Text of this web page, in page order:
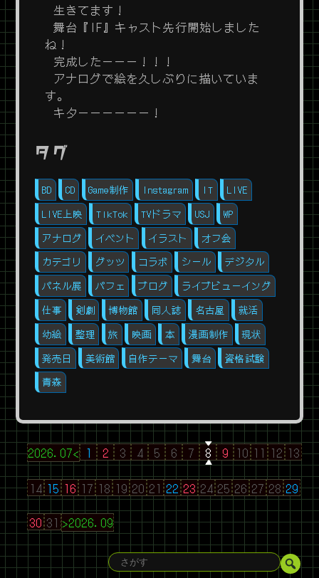
生きてます！
舞台『IF』キャスト先行開始しました
ね！
完成したーーー！！！
アナログで絵を久しぶりに描いていま
す。
キターーーーーー！
タグ
BD CD Game制作 Instagram IT
LIVE
LIVE上映
TikTok TVドラマ USJ
WP
アナログ
イベント イラスト
オフ会
カテゴリ
グッツ コラボ シール
デジタル
パネル展
パフェ ブログ
ライブビューイング
仕事
剣劇 博物館 同人誌 名古屋
就活
幼絵
整理 旅 映画 本 漫画制作
現状
発売日
美術館 自作テーマ 舞台
資格試験
青森
2026.07< 1 2 3 4 5 6 7 8 9 10 11 12 13
14 15 16 17 18 19 20 21 22 23 24 25 26 27 28 29
30 31 >2026.09